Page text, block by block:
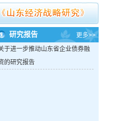
研究报告
更多>>
于进一步推动山东省企业债券融
的研究报告